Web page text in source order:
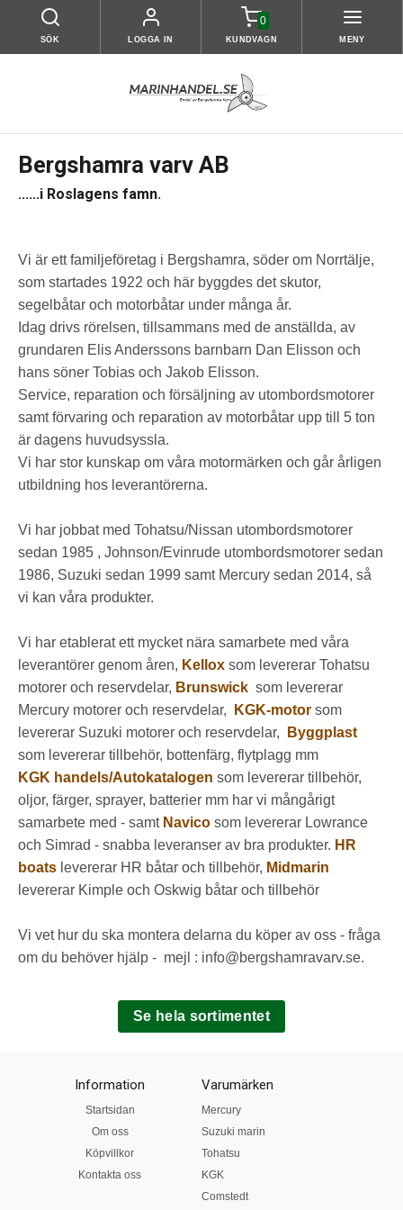
SÖK LOGGA IN
0
KUNDVAGN MENY
Bergshamra varv AB
......i Roslagens famn.
Vi är ett familjeföretag i Bergshamra, söder om Norrtälje,
som startades 1922 och här byggdes det skutor,
segelbåtar och motorbåtar under många år.
Idag drivs rörelsen, tillsammans med de anställda, av
grundaren Elis Anderssons barnbarn Dan Elisson och
hans söner Tobias och Jakob Elisson.
Service, reparation och försäljning av utombordsmotorer
samt förvaring och reparation av motorbåtar upp till 5 ton
är dagens huvudsyssla.
Vi har stor kunskap om våra motormärken och går årligen
utbildning hos leverantörerna.
Vi har jobbat med Tohatsu/Nissan utombordsmotorer
sedan 1985 , Johnson/Evinrude utombordsmotorer sedan
1986, Suzuki sedan 1999 samt Mercury sedan 2014, så
vi kan våra produkter.
Vi har etablerat ett mycket nära samarbete med våra
leverantörer genom åren, Kellox som levererar Tohatsu
motorer och reservdelar, Brunswick som levererar
Mercury motorer och reservdelar,
KGK-motor som
levererar Suzuki motorer och reservdelar,
Byggplast
som levererar tillbehör, bottenfärg, flytplagg mm
KGK handels/Autokatalogen som levererar tillbehör,
oljor, färger, sprayer, batterier mm har vi mångårigt
samarbete med - samtNavico som levererar Lowrance
och Simrad - snabba leveranser av bra produkter. HR
boats levererar HR båtar och tillbehör, Midmarin
levererar Kimple och Oskwig båtar och tillbehör
Vi vet hur du ska montera delarna du köper av oss - fråga
om du behöver hjälp - mejl : info@bergshamravarv.se.
Se hela sortimentet
Information
Startsidan
Om oss
Köpvillkor
Kontakta oss
Varumärken
Mercury
Suzuki marin
Tohatsu
KGK
Comstedt